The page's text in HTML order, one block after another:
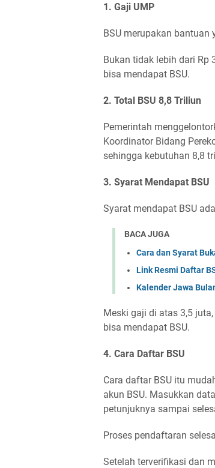
1. Gaji UMP
BSU merupakan bantuan
Bukan tidak lebih dari Rp
bisa mendapat BSU.
2. Total BSU 8,8 Triliun
Pemerintah
Koordinator Bidang
sehingga kebutuhan 8,8
3. Syarat Mendapat BSU
Syarat mendapat BSU
BACA JUGA
Cara dan Syarat
Link Resmi Daftar
Kalender Jawa
Meski gaji di atas 3,5
bisa mendapat BSU.
4. Cara Daftar BSU
Cara daftar BSU itu
akun BSU. Masukkan
petunjuknya sampai
Proses pendaftaran
Setelah terverifikasi dan